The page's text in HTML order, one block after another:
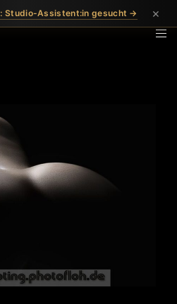
Studio-Assistent:in gesucht → ×